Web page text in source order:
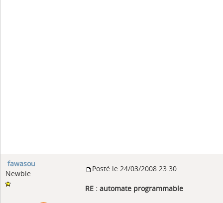
fawasou
Newbie
Posté le 24/03/2008 23:30
RE : automate programmable